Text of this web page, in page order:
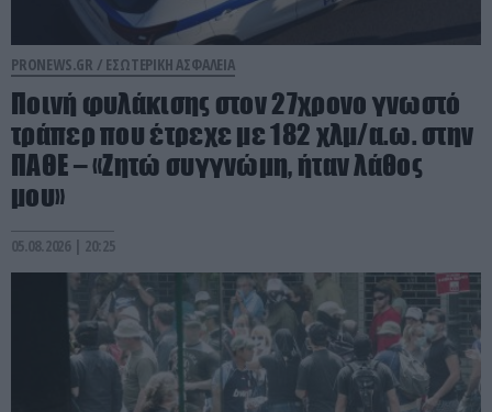
PRONEWS.GR / ΕΣΩΤΕΡΙΚΗ ΑΣΦΑΛΕΙΑ
Ποινή φυλάκισης στον 27χρονο γνωστό
τράπερ που έτρεχε με 182 χλμ/α.ω. στην
ΠΑΘΕ – «Ζητώ συγγνώμη, ήταν λάθος
μου»
05.08.2026 | 20:25